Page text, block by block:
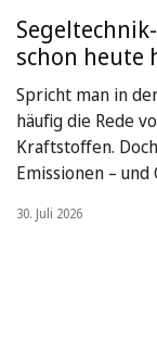
schon heute
Spricht man in
häufig die Rede
Kraftstoffen.
Emissionen – und
30. Juli 2026